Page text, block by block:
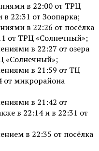
в 22:00 от ТРЦ
в 22:31 от Зоопарка;
в 22:26 от посёлка
от ТРЦ «Солнечный»;
в 22:27 от озера
«Солнечный»;
в 21:59 от ТЦ
от микрорайона
в 21:42 от
в 22:14 и в 22:31 от
в 22:35 от посёлка